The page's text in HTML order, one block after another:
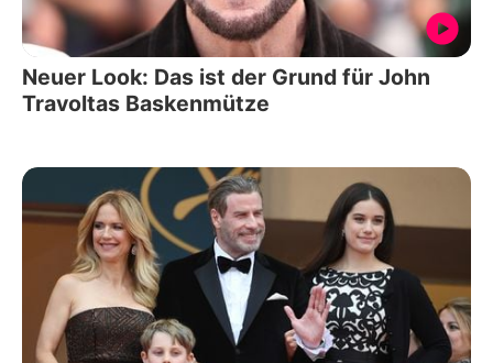
Neuer Look: Das ist der Grund für John
Travoltas Baskenmütze